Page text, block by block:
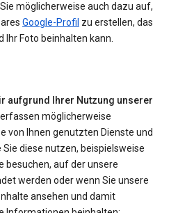
möglicherweise auch dazu auf,
Google-Profil zu erstellen, das
Ihr Foto beinhalten kann.
aufgrund Ihrer Nutzung unserer
möglicherweise
von Ihnen genutzten Dienste und
Sie diese nutzen, beispielsweise
besuchen, auf der unsere
werden oder wenn Sie unsere
ansehen und damit